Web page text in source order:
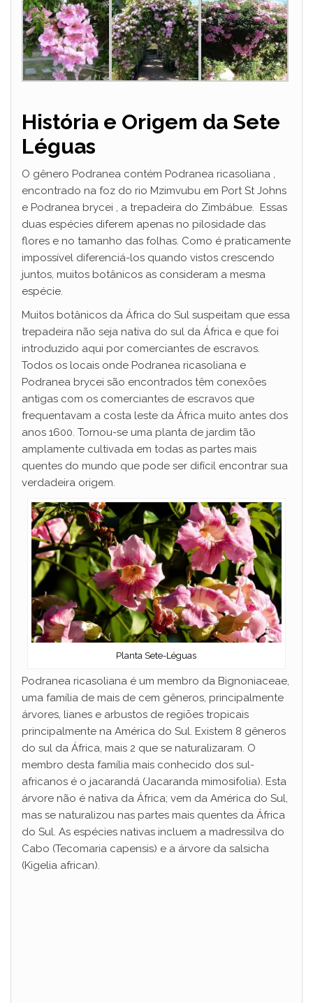
História e Origem da Sete
Léguas
O gênero Podranea contém Podranea ricasoliana ,
encontrado na foz do rio Mzimvubu em Port St Johns
e Podranea brycei , a trepadeira do Zimbábue. Essas
duas espécies diferem apenas no pilosidade das
flores e no tamanho das folhas. Como é praticamente
impossível diferenciá-los quando vistos crescendo
juntos, muitos botânicos as consideram a mesma
espécie.
Muitos botânicos da África do Sul suspeitam que essa
trepadeira não seja nativa do sul da África e que foi
introduzido aqui por comerciantes de escravos.
Todos os locais onde Podranea ricasoliana e
Podranea brycei são encontrados têm conexões
antigas com os comerciantes de escravos que
frequentavam a costa leste da África muito antes dos
anos 1600. Tornou-se uma planta de jardim tão
amplamente cultivada em todas as partes mais
quentes do mundo que pode ser difícil encontrar sua
verdadeira origem.
Planta Sete-Léguas
Podranea ricasoliana é um membro da Bignoniaceae,
uma família de mais de cem gêneros, principalmente
árvores, lianes e arbustos de regiões tropicais
principalmente na América do Sul. Existem 8 gêneros
do sul da África, mais 2 que se naturalizaram. O
membro desta família mais conhecido dos sul-
africanos é o jacarandá (Jacaranda mimosifolia). Esta
árvore não é nativa da África; vem da América do Sul,
mas se naturalizou nas partes mais quentes da África
do Sul. As espécies nativas incluem a madressilva do
Cabo (Tecomaria capensis) e a árvore da salsicha
(Kigelia african).